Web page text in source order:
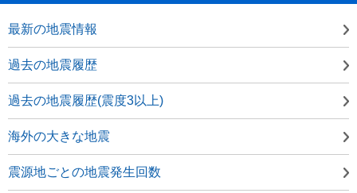
最新の地震情報
過去の地震履歴
過去の地震履歴(震度3以上)
海外の大きな地震
震源地ごとの地震発生回数